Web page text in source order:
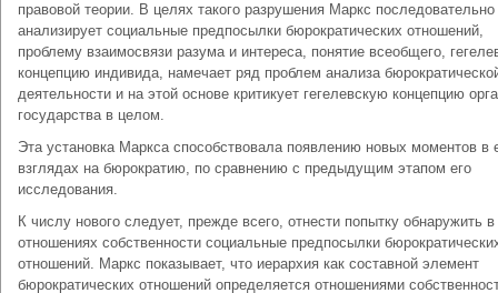
правовой теории. В целях такого разрушения Маркс последовательно
анализирует социальные предпосылки бюрократических отношений,
проблему взаимосвязи разума и интереса, понятие всеобщего,
концепцию индивида, намечает ряд проблем анализа
деятельности и на этой основе критикует гегелевскую концепцию
государства в целом.
Эта установка Маркса способствовала появлению новых моментов в
взглядах на бюрократию, по сравнению с предыдущим этапом его
исследования.
К числу нового следует, прежде всего, отнести попытку обнаружить в
отношениях собственности социальные предпосылки
отношений. Маркс показывает, что иерархия как составной элемент
бюрократических отношений определяется отношениями